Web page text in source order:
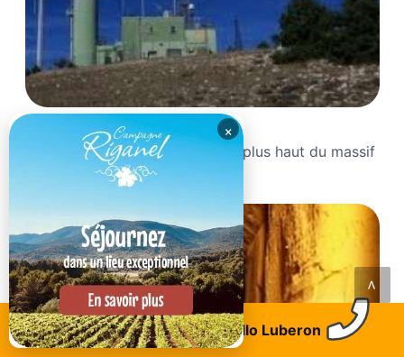
Le Mourre Nègre du Luberon
Le Mourre Nègre est le point le plus haut du massif
Trouvez un logement Allo Luberon
×
<